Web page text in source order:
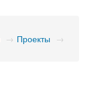
→ Проекты →